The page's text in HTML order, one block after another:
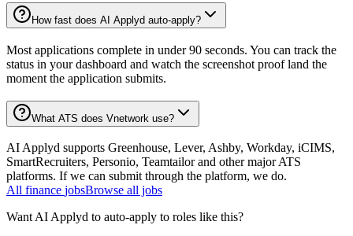
How fast does AI Applyd auto-apply?
Most applications complete in under 90 seconds. You can track the
status in your dashboard and watch the screenshot proof land the
moment the application submits.
What ATS does Vnetwork use?
AI Applyd supports Greenhouse, Lever, Ashby, Workday, iCIMS,
SmartRecruiters, Personio, Teamtailor and other major ATS
platforms. If we can submit through the platform, we do.
All finance jobsBrowse all jobs
Want AI Applyd to auto-apply to roles like this?